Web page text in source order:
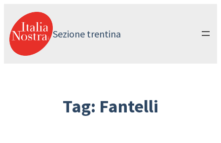
contenuto
Sezione trentina
Tag: Fantelli